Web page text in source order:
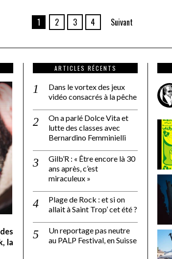
1 2 3 4 Suivant
la
ARTICLES RÉCENTS
Dans le vortex des jeux
vidéo consacrés à la pêche
On a parlé Dolce Vita et
lutte des classes avec
Bernardino Femminielli
Gilb’R : « Être encore là 30
ans après, c’est
miraculeux »
Plage de Rock : et si on
allait à Saint Trop’ cet été ?
Un reportage pas neutre
au PALP Festival, en Suisse